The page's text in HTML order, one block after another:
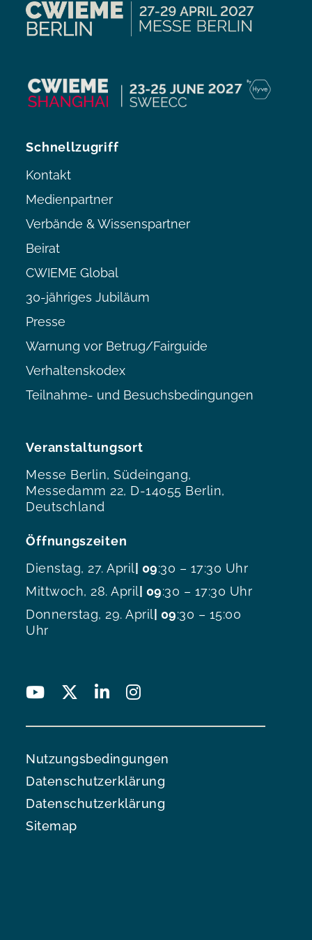
Veranstaltungsort
Messe Berlin, Südeingang,
Messedamm 22, D-14055 Berlin,
Deutschland
Öffnungszeiten
Dienstag, 27. April| 09:30 – 17:30 Uhr
Mittwoch, 28. April| 09:30 – 17:30 Uhr
Donnerstag, 29. April| 09:30 – 15:00
Uhr
Schnellzugriff
Kontakt
Medienpartner
Verbände & Wissenspartner
Beirat
CWIEME Global
30-jähriges Jubiläum
Presse
Warnung vor Betrug/Fairguide
Verhaltenskodex
Teilnahme- und Besuchsbedingungen
Nutzungsbedingungen
Datenschutzerklärung
Datenschutzerklärung
Sitemap